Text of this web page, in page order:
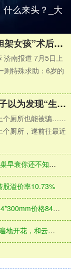
什么来头？_大
百盛证券 济南东站开辟绿色通道 助“担架女孩”术后归家
济南报道 7月5日上
则特殊求助：6岁的
五牛财富配资 上个公厕转账14次？男子以为发现“生财之道”
个厕所也能被骗……
厕所，遂前往最近
_女性_雌激素_功能
股溢价率10.73%
日跌510元/吨，含税自提。
别？_商家_资金_积分